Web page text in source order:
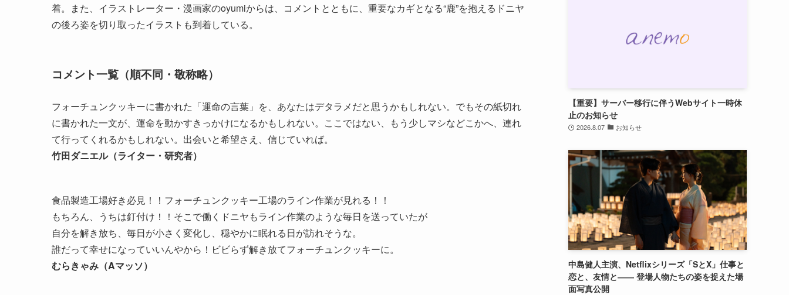
着。また、イラストレーター・漫画家のoyumiからは、コメントとともに、重要なカギとなる“鹿”を抱えるドニヤ
の後ろ姿を切り取ったイラストも到着している。
コメント一覧（順不同・敬称略）
フォーチュンクッキーに書かれた「運命の言葉」を、あなたはデタラメだと思うかもしれない。でもその紙切れ
に書かれた一文が、運命を動かすきっかけになるかもしれない。ここではない、もう少しマシなどこかへ、連れ
て行ってくれるかもしれない。出会いと希望さえ、信じていれば。
竹田ダニエル（ライター・研究者）
食品製造工場好き必見！！フォーチュンクッキー工場のライン作業が見れる！！
もちろん、うちは釘付け！！そこで働くドニヤもライン作業のような毎日を送っていたが
自分を解き放ち、毎日が小さく変化し、穏やかに眠れる日が訪れそうな。
誰だって幸せになっていいんやから！ビビらず解き放てフォーチュンクッキーに。
むらきゃみ（Aマッソ）
【重要】サーバー移行に伴うWebサイト一時休
止のお知らせ
2026.8.07 お知らせ
中島健人主演、Netflixシリーズ「SとX」仕事と
恋と、友情と―― 登場人物たちの姿を捉えた場
面写真公開